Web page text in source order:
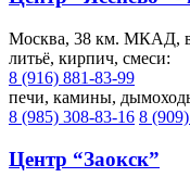
Москва, 38 км. МКАД,
литьё, кирпич, смеси:
8 (916) 881-83-99
печи, камины,
8 (985) 308-83-16 8
Центр “Заокск”